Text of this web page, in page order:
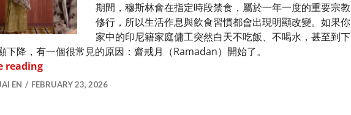
期間，穆斯林會在指定時段禁食，屬於一年一度的重要宗教
修行，所以生活作息與飲食習慣都會出現明顯改變。如果你
家中的印尼籍家庭傭工突然白天不吃飯、不喝水，甚至到下
下降，有一個很常見的原因：齋戒月（Ramadan）開始了。
reading為何印尼家傭白天不吃飯？是因為齋戒月Ramadan
EN FEBRUARY 23, 2026